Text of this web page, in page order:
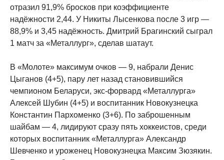
отразил 91,9% бросков при коэффициенте
надёжности 2,44. У Никиты Лысенкова после 3 игр —
88,9% и 3,45 надёжность. Дмитрий Брагинский сыграл
1 матч за «Металлург», сделав шатаут.
В «Молоте» максимум очков — 9, набрали Денис
Цыганов (4+5), пару лет назад становившийся
чемпионом Беларуси, экс-форвард «Металлурга»
Алексей Шубин (4+5) и воспитанник Новокузнецка
Константин Пархоменко (3+6). По заброшенным
шайбам — 4, лидируют сразу пять хоккеистов, среди
которых воспитанник «Металлурга» Александр
Шевченко и уроженец Новокузнецка Максим Зюзякин.